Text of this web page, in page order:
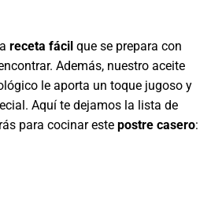
receta fácil que se prepara con
Además, nuestro aceite
le aporta un toque jugoso y
Aquí te dejamos la lista de
para cocinar este postre casero: